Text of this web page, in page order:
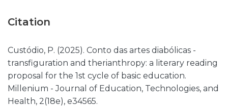
Citation
Custódio, P. (2025). Conto das artes diabólicas -
transfiguration and therianthropy: a literary reading
proposal for the 1st cycle of basic education.
Millenium - Journal of Education, Technologies, and
Health, 2(18e), e34565.